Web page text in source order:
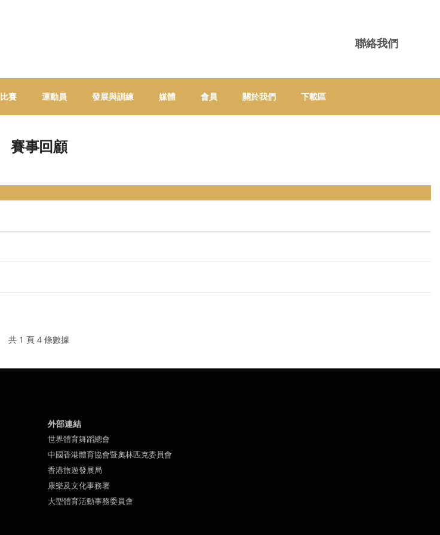
聯絡我們
比賽 運動員 發展與訓練 媒體 會員 關於我們 下載區
賽事回顧
共 1 頁 4 條數據
外部連結
世界體育舞蹈總會
中國香港體育協會暨奧林匹克委員會
香港旅遊發展局
康樂及文化事務署
大型體育活動事務委員會